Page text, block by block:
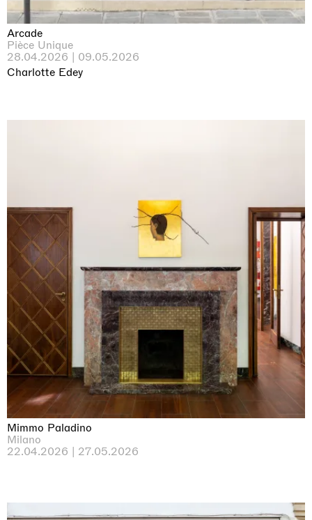
Arcade
Pièce Unique
28.04.2026 | 09.05.2026
Charlotte Edey
Mimmo Paladino
Milano
22.04.2026 | 27.05.2026